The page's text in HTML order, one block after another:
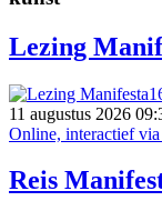
Lezing
11 augustus 2026
Online, interactief
Reis